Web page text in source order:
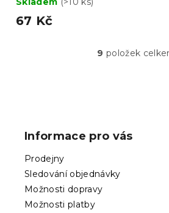
67 Kč
O
9 položek
Informace pro vás
Prodejny
Sledování objednávky
Možnosti dopravy
Možnosti platby